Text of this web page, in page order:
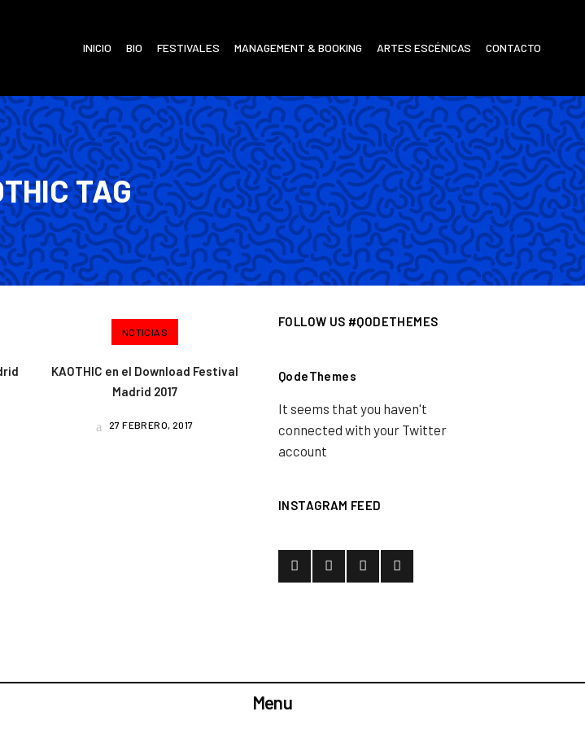
INICIO BIO FESTIVALES MANAGEMENT & BOOKING ARTES ESCÉNICAS CONTACTO
TAG
NOTICIAS
KAOTHIC en el Download Festival
Madrid 2017
27 FEBRERO, 2017
FOLLOW US #QODETHEMES
QodeThemes
It seems that you haven't
connected with your Twitter
account
INSTAGRAM FEED
Menu